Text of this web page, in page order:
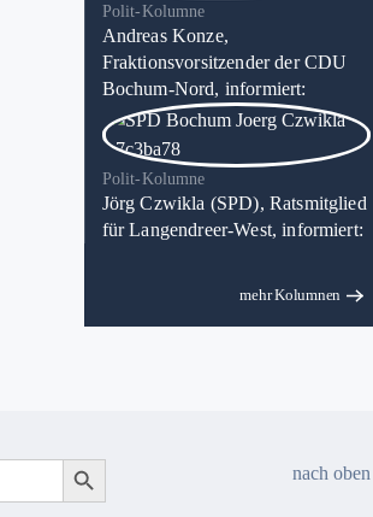
Polit-Kolumne
Andreas Konze,
Fraktionsvorsitzender der CDU
Bochum-Nord, informiert:
Polit-Kolumne
Jörg Czwikla (SPD), Ratsmitglied
für Langendreer-West, informiert:
mehr Kolumnen
Search Button
nach oben